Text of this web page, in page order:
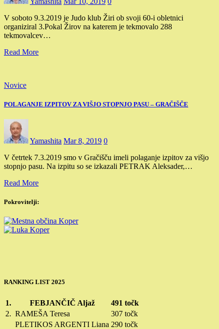
V soboto 9.3.2019 je Judo klub Žiri ob svoji 60-i obletnici
organiziral 3.Pokal Žirov na katerem je tekmovalo 288
tekmovalcev…
Read More
Novice
POLAGANJE IZPITOV ZA VIŠJO STOPNJO PASU – GRAČIŠČE
Yamashita Mar 8, 2019 0
V četrtek 7.3.2019 smo v Gračišču imeli polaganje izpitov za višjo
stopnjo pasu. Na izpitu so se izkazali PETRAK Aleksader,…
Read More
Pokrovitelji:
RANKING LIST 2025
1. FEBJANČIČ Aljaž
491 točk
2. RAMEŠA Teresa
307 točk
PLETIKOS ARGENTI Liana 290 točk